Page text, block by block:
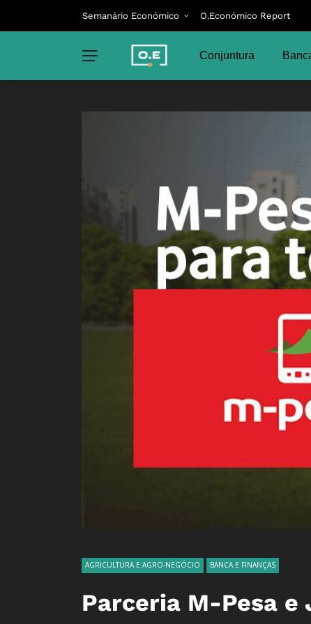
Semanário Económico O.Económico Report
Conjuntura
AGRICULTURA E AGRO-NEGÓCIO BANCA E FINANÇAS
Parceria M-Pesa e